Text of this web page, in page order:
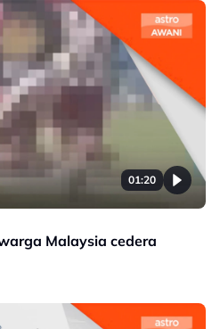
01:20
Malaysia cedera